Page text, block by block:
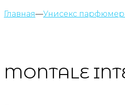
Главная—Унисекс
MONTALE